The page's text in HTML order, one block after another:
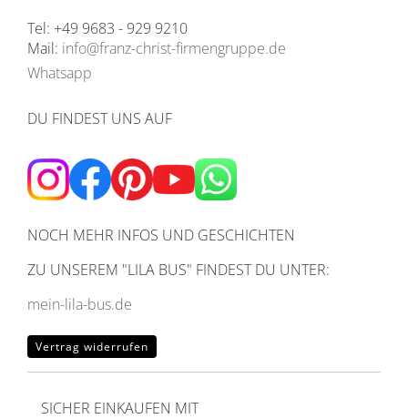
Tel: +49 9683 - 929 9210
Mail: info@franz-christ-firmengruppe.de
Whatsapp
DU FINDEST UNS AUF
NOCH MEHR INFOS UND GESCHICHTEN
ZU UNSEREM "LILA BUS" FINDEST DU UNTER:
mein-lila-bus.de
Vertrag widerrufen
SICHER EINKAUFEN MIT